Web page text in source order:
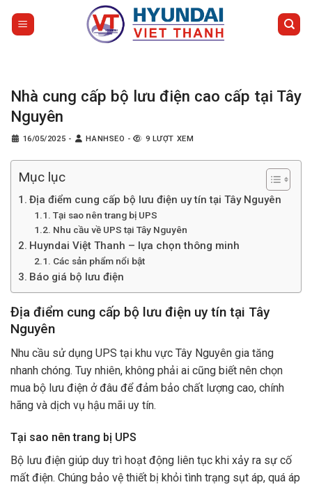
Nhà cung cấp bộ lưu điện cao cấp tại Tây
Nguyên
16/05/2025 - HANHSEO - 9 LƯỢT XEM
Mục lục
Địa điểm cung cấp bộ lưu điện uy tín tại Tây Nguyên
Tại sao nên trang bị UPS
Nhu cầu về UPS tại Tây Nguyên
Huyndai Việt Thanh – lựa chọn thông minh
Các sản phẩm nổi bật
Báo giá bộ lưu điện
Địa điểm cung cấp bộ lưu điện uy tín tại Tây
Nguyên
Nhu cầu sử dụng UPS tại khu vực Tây Nguyên gia tăng
nhanh chóng. Tuy nhiên, không phải ai cũng biết nên chọn
mua bộ lưu điện ở đâu để đảm bảo chất lượng cao, chính
hãng và dịch vụ hậu mãi uy tín.
Tại sao nên trang bị UPS
Bộ lưu điện giúp duy trì hoạt động liên tục khi xảy ra sự cố
mất điện. Chúng bảo vệ thiết bị khỏi tình trạng sụt áp, quá áp